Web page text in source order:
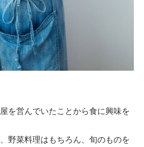
を営んでいたことから食に興味を
野菜料理はもちろん、旬のものを